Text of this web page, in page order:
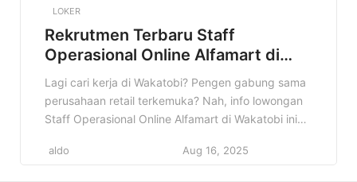
LOKER
Rekrutmen Terbaru Staff
Operasional Online Alfamart di
Wakatobi Terbaru
Lagi cari kerja di Wakatobi? Pengen gabung sama
perusahaan retail terkemuka? Nah, info lowongan
Staff Operasional Online Alfamart di Wakatobi ini
kesempatan buat kamu yang punya semangat
aldo Aug 16, 2025